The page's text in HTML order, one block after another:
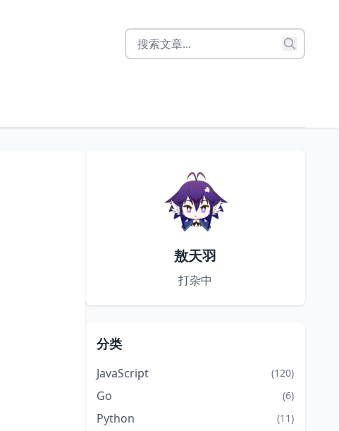
敖天羽
打杂中
分类
JavaScript (120)
Go (6)
Python (11)